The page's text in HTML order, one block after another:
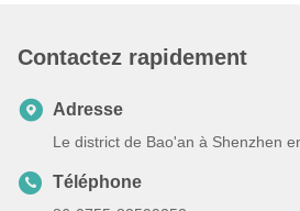
Contactez rapidement
Adresse
Le district de Bao'an à Shenzhen
Téléphone